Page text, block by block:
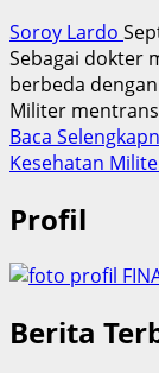
Soroy Lardo
Sebagai dokter
berbeda
Militer
Baca
Kesehatan
Profil
Berita